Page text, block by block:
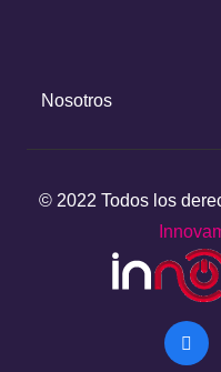
Nosotros
© 2022 Todos los